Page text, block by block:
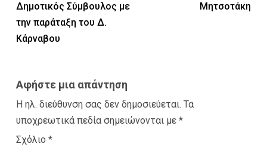
Δημοτικός Σύμβουλος με
την παράταξη του Δ.
Κάρναβου
Μητσοτάκη
Αφήστε μια απάντηση
Η ηλ. διεύθυνση σας δεν δημοσιεύεται. Τα
υποχρεωτικά πεδία σημειώνονται με *
Σχόλιο *